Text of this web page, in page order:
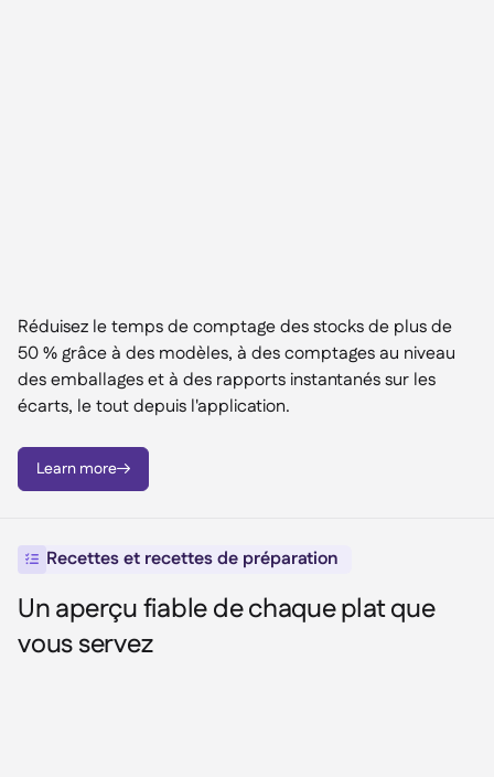
Réduisez le temps de comptage des stocks de plus de
50 % grâce à des modèles, à des comptages au niveau
des emballages et à des rapports instantanés sur les
écarts, le tout depuis l'application.
Learn more
 Recettes et recettes de préparation
Un aperçu fiable de chaque plat que
vous servez